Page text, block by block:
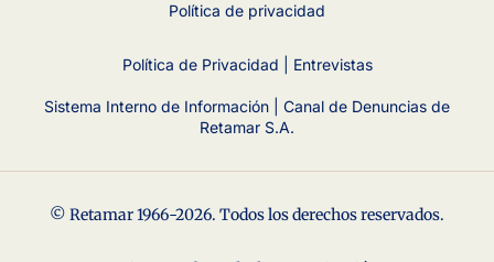
Política de privacidad
Política de Privacidad | Entrevistas
Sistema Interno de Información | Canal de Denuncias de
Retamar S.A.
© Retamar 1966-2026. Todos los derechos reservados.